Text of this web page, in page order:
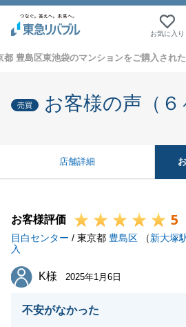
お気に入り
都 豊島区東池袋のマンションをご購入され
売買 お客様の声（６
店舗詳細
お客様評価 5
目白センター / 東京都 豊島区 （新大塚
入
K様
K様 2025年1月6日
不安がなかった